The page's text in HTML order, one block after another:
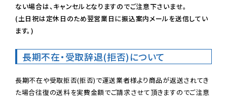
ない場合は、キャンセルとなりますのでご注意下さいませ。
(土日祝は定休日のため翌営業日に振込案内メールを送信してい
ます。)
長期不在・受取辞退(拒否)について
長期不在や受取拒否(拒否)で運送業者様より商品が返送されてき
た場合往復の送料を実費金額でご請求させて頂きますのでご注意